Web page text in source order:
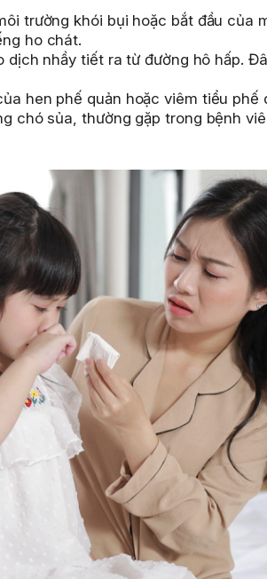
trường khói bụi hoặc bắt đầu của
ho chát.
dịch nhầy tiết ra từ đường hô hấp.
hen phế quản hoặc viêm tiểu phế
chó sủa, thường gặp trong bệnh